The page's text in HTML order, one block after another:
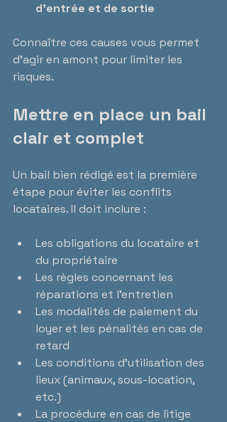
d’entrée et de sortie
Connaître ces causes vous permet
d’agir en amont pour limiter les
risques.
Mettre en place un bail
clair et complet
Un bail bien rédigé est la première
étape pour éviter les conflits
locataires. Il doit inclure :
Les obligations du locataire et
du propriétaire
Les règles concernant les
réparations et l’entretien
Les modalités de paiement du
loyer et les pénalités en cas de
retard
Les conditions d’utilisation des
lieux (animaux, sous-location,
etc.)
La procédure en cas de litige